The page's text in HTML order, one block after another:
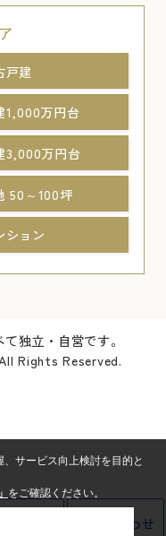
戸建
1,000万円台
3,000万円台
50～100坪
ション
独立・自営です。
Rights Reserved.
お問い合わせ
サービス向上検討を目的と
をご確認ください。